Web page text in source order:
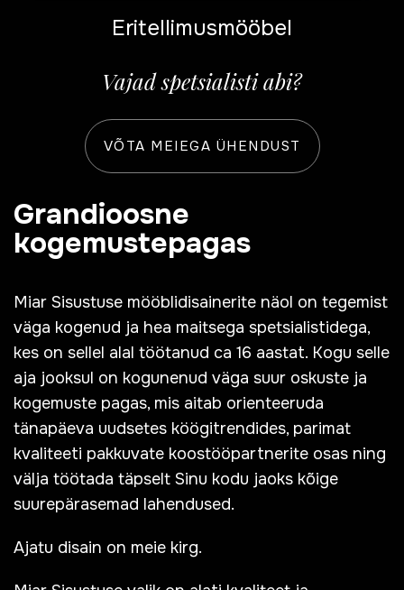
Eritellimusmööbel
Vajad spetsialisti abi?
VÕTA MEIEGA ÜHENDUST
Grandioosne
kogemustepagas
Miar Sisustuse mööblidisainerite näol on tegemist
väga kogenud ja hea maitsega spetsialistidega,
kes on sellel alal töötanud ca 16 aastat. Kogu selle
aja jooksul on kogunenud väga suur oskuste ja
kogemuste pagas, mis aitab orienteeruda
tänapäeva uudsetes köögitrendides, parimat
kvaliteeti pakkuvate koostööpartnerite osas ning
välja töötada täpselt Sinu kodu jaoks kõige
suurepärasemad lahendused.
Ajatu disain on meie kirg.